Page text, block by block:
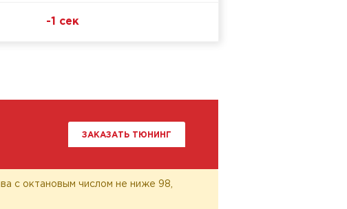
-1 сек
ЗАКАЗАТЬ ТЮНИНГ
с октановым числом не ниже 98,